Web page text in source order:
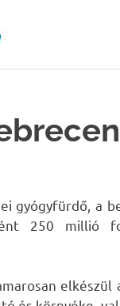
gyógyfürdő, a
250 millió
elkészül